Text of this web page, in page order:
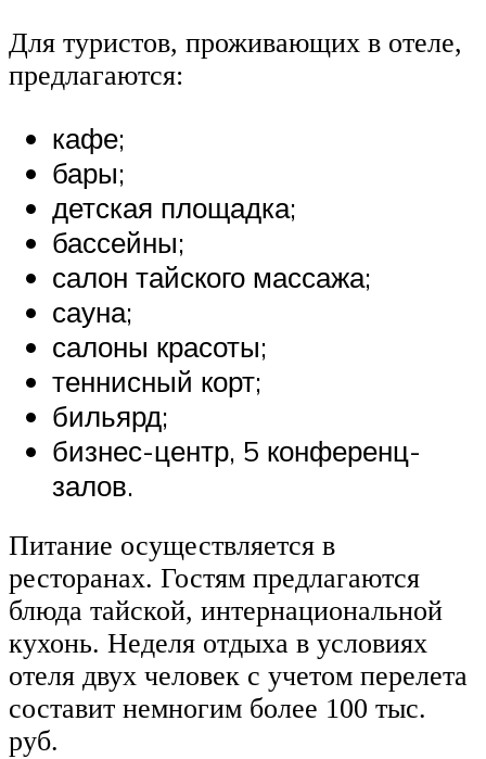
Для туристов, проживающих в отеле,
предлагаются:
кафе;
бары;
детская площадка;
бассейны;
салон тайского массажа;
сауна;
салоны красоты;
теннисный корт;
бильярд;
бизнес-центр, 5 конференц-
залов.
Питание осуществляется в
ресторанах. Гостям предлагаются
блюда тайской, интернациональной
кухонь. Неделя отдыха в условиях
отеля двух человек с учетом перелета
составит немногим более 100 тыс.
руб.